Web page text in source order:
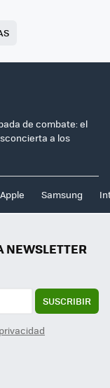
de combate: el
a los
Apple Samsung
SUSCRIBIR